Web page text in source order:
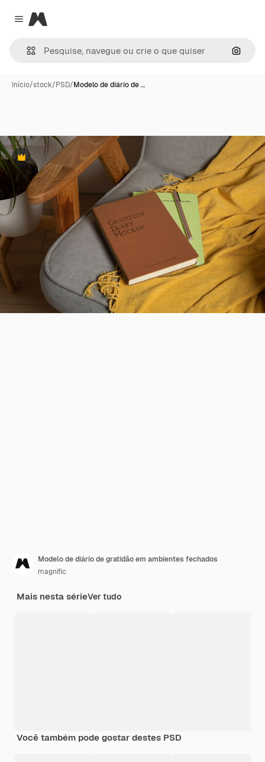
Close menu
Magnific
Início/stock/PSD/Modelo de diário de …
Premium
Modelo de diário de gratidão em ambientes fechados
magnific
Mais nesta sérieVer tudo
Você também pode gostar destes PSD